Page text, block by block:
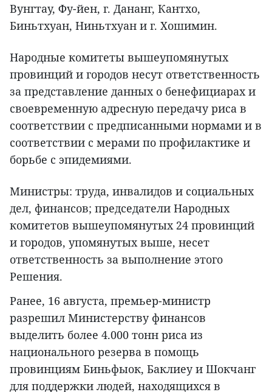
Вунгтау, Фу-йен, г. Дананг, Кантхо,
Биньтхуан, Ниньтхуан и г. Хошимин.
Народные комитеты вышеупомянутых
провинций и городов несут ответственность
за представление данных о бенефициарах и
своевременную адресную передачу риса в
соответствии с предписанными нормами и в
соответствии с мерами по профилактике и
борьбе с эпидемиями.
Министры: труда, инвалидов и социальных
дел, финансов; председатели Народных
комитетов вышеупомянутых 24 провинций
и городов, упомянутых выше, несет
ответственность за выполнение этого
Решения.
Ранее, 16 августа, премьер-министр
разрешил Министерству финансов
выделить более 4.000 тонн риса из
национального резерва в помощь
провинциям Биньфыок, Баклиеу и Шокчанг
для поддержки людей, находящихся в